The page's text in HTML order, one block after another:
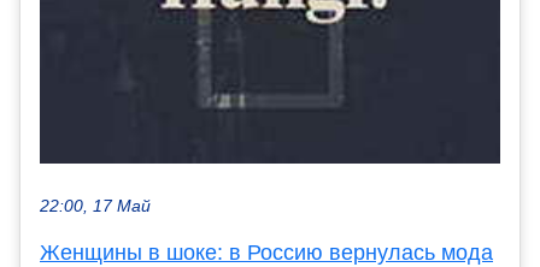
22:00, 17 Май
Женщины в шоке: в Россию вернулась мода